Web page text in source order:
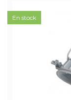
En stock